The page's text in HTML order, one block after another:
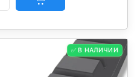
✅ В НАЛИЧИИ